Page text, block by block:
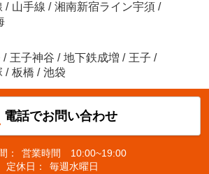
/ 山手線 / 湘南新宿ライン宇須 /
/ 王子神谷 / 地下鉄成増 / 王子 /
/ 板橋 / 池袋
電話でお問い合わせ
：
営業時間 10:00~19:00
定休日：
毎週水曜日